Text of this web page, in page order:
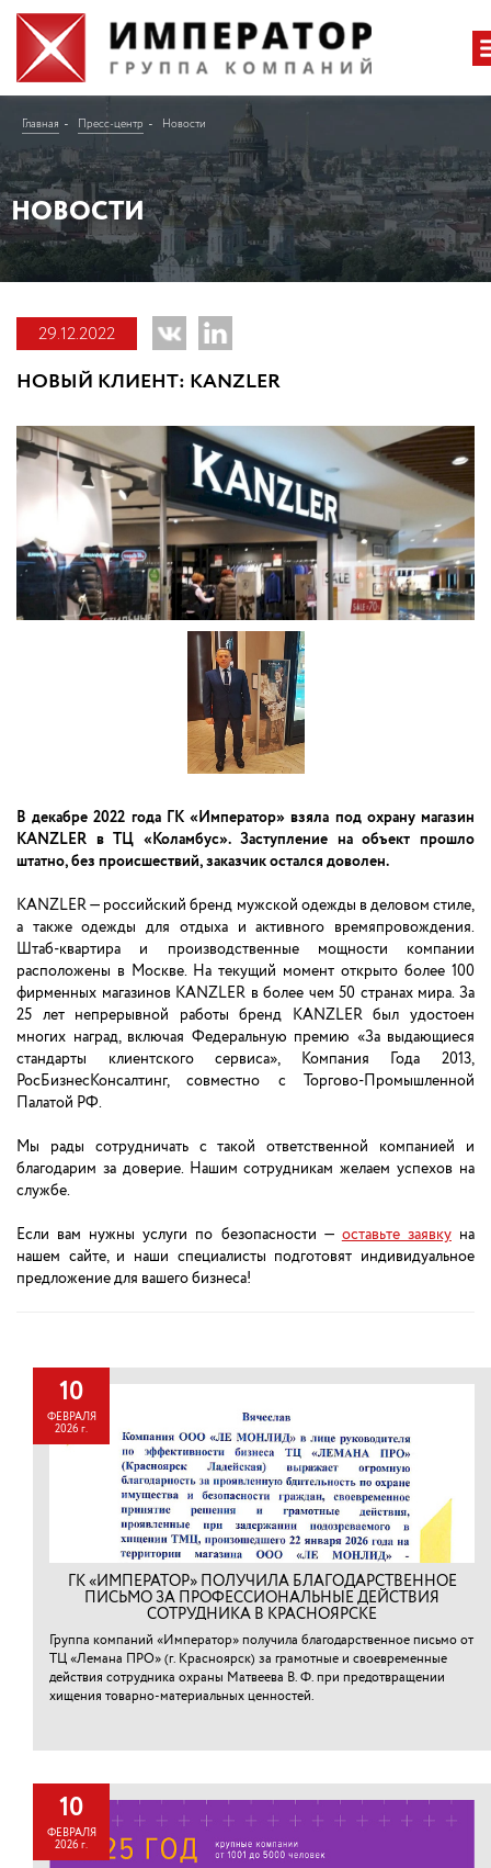
Главная Пресс-центр Новости
НОВОСТИ
29.12.2022
НОВЫЙ КЛИЕНТ: KANZLER
В декабре 2022 года ГК «Император» взяла под охрану магазин
KANZLER в ТЦ «Коламбус». Заступление на объект прошло
штатно, без происшествий, заказчик остался доволен.
KANZLER — российский бренд мужской одежды в деловом стиле,
а также одежды для отдыха и активного времяпровождения.
Штаб-квартира и производственные мощности компании
расположены в Москве. На текущий момент открыто более 100
фирменных магазинов KANZLER в более чем 50 странах мира. За
25 лет непрерывной работы бренд KANZLER был удостоен
многих наград, включая Федеральную премию «За выдающиеся
стандарты клиентского сервиса», Компания Года 2013,
РосБизнесКонсалтинг, совместно с Торгово-Промышленной
Палатой РФ.
Мы рады сотрудничать с такой ответственной компанией и
благодарим за доверие. Нашим сотрудникам желаем успехов на
службе.
Если вам нужны услуги по безопасности — оставьте заявкуна
нашем сайте, и наши специалисты подготовят индивидуальное
предложение для вашего бизнеса!
10
ФЕВРАЛЯ
2026 г.
ГК «ИМПЕРАТОР» ПОЛУЧИЛА БЛАГОДАРСТВЕННОЕ
ПИСЬМО ЗА ПРОФЕССИОНАЛЬНЫЕ ДЕЙСТВИЯ
СОТРУДНИКА В КРАСНОЯРСКЕ
Группа компаний «Император» получила благодарственное письмо от
ТЦ «Лемана ПРО» (г. Красноярск) за грамотные и своевременные
действия сотрудника охраны Матвеева В. Ф. при предотвращении
хищения товарно-материальных ценностей.⁠
10
ФЕВРАЛЯ
2026 г.